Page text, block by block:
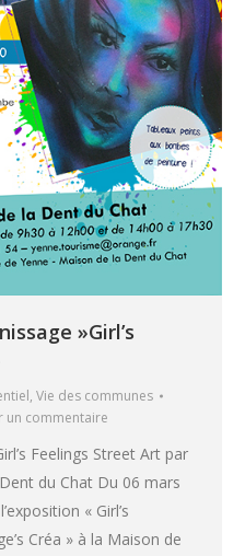
»Girl’s
, Vie des communes
un commentaire
Feelings Street Art par
du Chat Du 06 mars
« Girl’s
Créa » à la Maison de